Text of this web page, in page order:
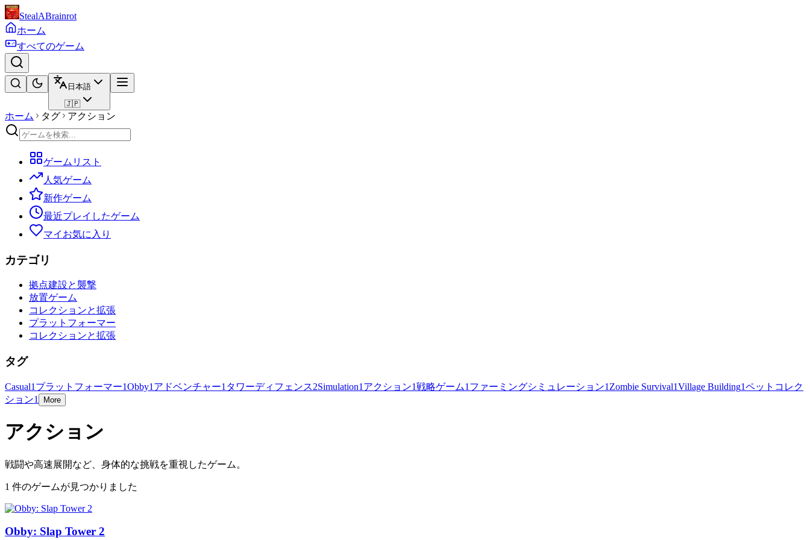
StealABrainrot
ホーム
すべてのゲーム
日本語
🇯🇵
ホーム タグ アクション
ゲームリスト
人気ゲーム
新作ゲーム
最近プレイしたゲーム
マイお気に入り
カテゴリ
拠点建設と襲撃
放置ゲーム
コレクションと拡張
プラットフォーマー
コレクションと拡張
タグ
Casual1 プラットフォーマー1Obby1 アドベンチャー1 タワーディフェンス2Simulation1 アクション1戦略ゲーム1 ファーミングシミュレーション1 Zombie Survival1Village Building1ペットコレク
ション1 More
アクション
戦闘や高速展開など、身体的な挑戦を重視したゲーム。
1 件のゲームが見つかりました
Obby: Slap Tower 2